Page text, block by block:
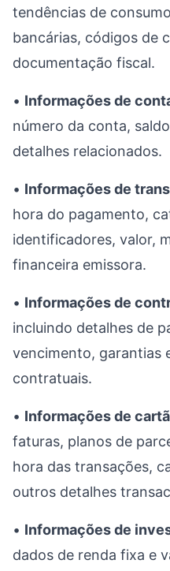
tendências de
bancárias, códigos de
documentação fiscal.
• Informações de
número da conta,
detalhes relacionados.
• Informações de
hora do pagamento,
identificadores, valor,
financeira emissora.
• Informações de
incluindo detalhes de
vencimento, garantias
contratuais.
• Informações de
faturas, planos de
hora das transações,
outros detalhes
• Informações de
dados de renda fixa e